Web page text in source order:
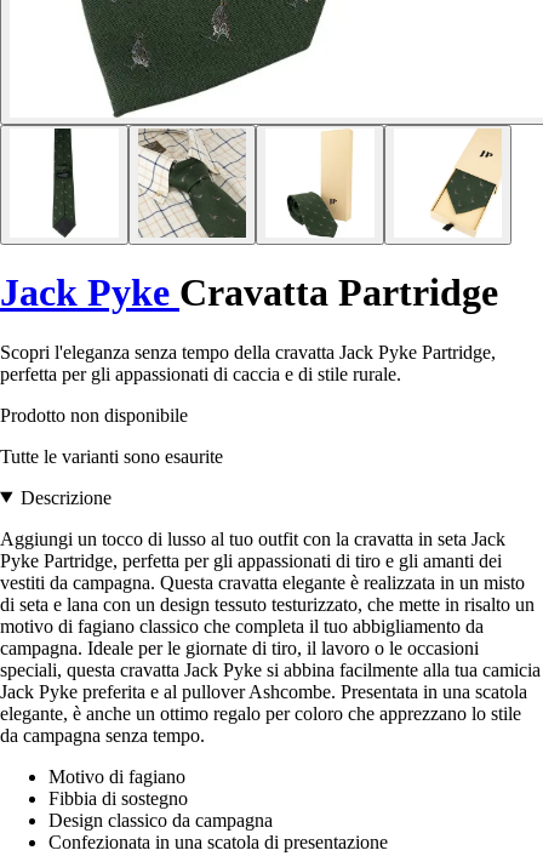
Jack Pyke Cravatta Partridge
Scopri l'eleganza senza tempo della cravatta Jack Pyke Partridge,
perfetta per gli appassionati di caccia e di stile rurale.
Prodotto non disponibile
Tutte le varianti sono esaurite
Descrizione
Aggiungi un tocco di lusso al tuo outfit con la cravatta in seta Jack
Pyke Partridge, perfetta per gli appassionati di tiro e gli amanti dei
vestiti da campagna. Questa cravatta elegante è realizzata in un misto
di seta e lana con un design tessuto testurizzato, che mette in risalto un
motivo di fagiano classico che completa il tuo abbigliamento da
campagna. Ideale per le giornate di tiro, il lavoro o le occasioni
speciali, questa cravatta Jack Pyke si abbina facilmente alla tua camicia
Jack Pyke preferita e al pullover Ashcombe. Presentata in una scatola
elegante, è anche un ottimo regalo per coloro che apprezzano lo stile
da campagna senza tempo.
Motivo di fagiano
Fibbia di sostegno
Design classico da campagna
Confezionata in una scatola di presentazione